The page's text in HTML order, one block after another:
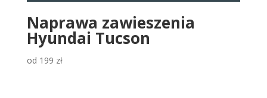
Naprawa zawieszenia
Hyundai Tucson
od 199 zł